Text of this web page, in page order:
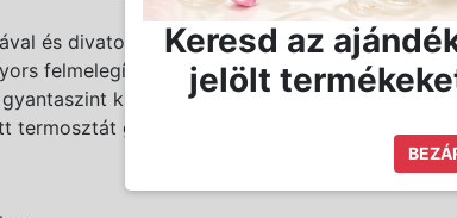
és divatos rózsaszín védőkupakjával
felmelegítésére alkalmas. Kézreálló
kijelző ablakon folyamatosan
termosztát gondoskodik.
Keresd az
jelölt